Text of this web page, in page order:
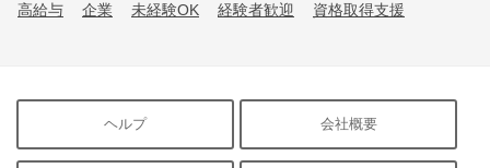
高給与 企業 未経験OK 経験者歓迎 資格取得支援
ヘルプ 会社概要